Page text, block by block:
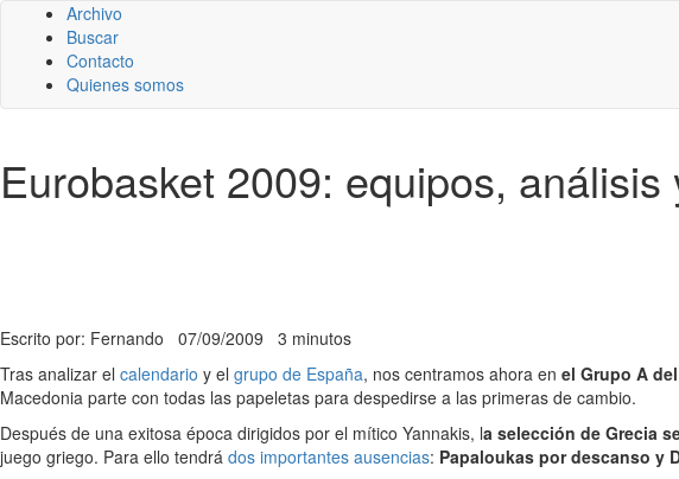
Archivo
Buscar
Contacto
Quienes somos
Eurobasket 2009: equipos,
Escrito por: Fernando 07/09/2009 3 minutos
Tras analizar el calendario y el grupo de España, nos centramos ahora en el Grupo A
Macedonia parte con todas las papeletas para despedirse a las primeras de cambio.
Después de una exitosa época dirigidos por el mítico Yannakis, la selección de Grecia
juego griego. Para ello tendrá dos importantes ausencias: Papaloukas por descanso y